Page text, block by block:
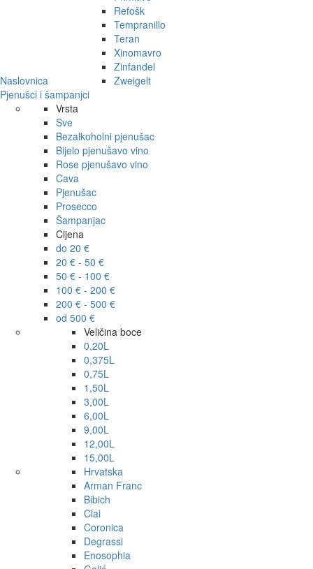
Naslovnica
Refošk
Tempranillo
Teran
Xinomavro
Zinfandel
Zweigelt
Pjenušci i šampanjci
Vrsta
Sve
Bezalkoholni pjenušac
Bijelo pjenušavo vino
Rose pjenušavo vino
Cava
Pjenušac
Prosecco
Šampanjac
Cijena
do 20 €
20 € - 50 €
50 € - 100 €
100 € - 200 €
200 € - 500 €
od 500 €
Veličina boce
0,20L
0,375L
0,75L
1,50L
3,00L
6,00L
9,00L
12,00L
15,00L
Hrvatska
Arman Franc
Bibich
Clai
Coronica
Degrassi
Enosophia